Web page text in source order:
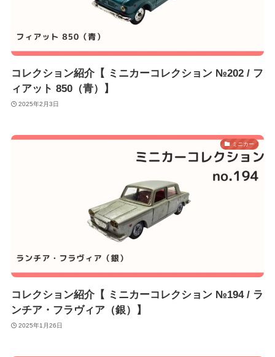
コレクション紹介【 ミニカーコレクション №202 / フ
ィアット 850（青）】
2025年2月3日
ミニカー
コレクション紹介【 ミニカーコレクション №194 / ラ
ンチア・フラヴィア（銀）】
2025年1月26日